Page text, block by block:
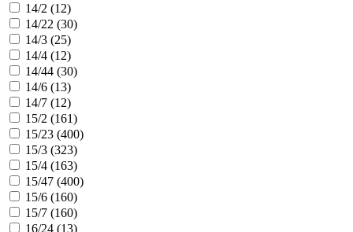
14/2 (12)
14/22 (30)
14/3 (25)
14/4 (12)
14/44 (30)
14/6 (13)
14/7 (12)
15/2 (161)
15/23 (400)
15/3 (323)
15/4 (163)
15/47 (400)
15/6 (160)
15/7 (160)
16/24 (13)